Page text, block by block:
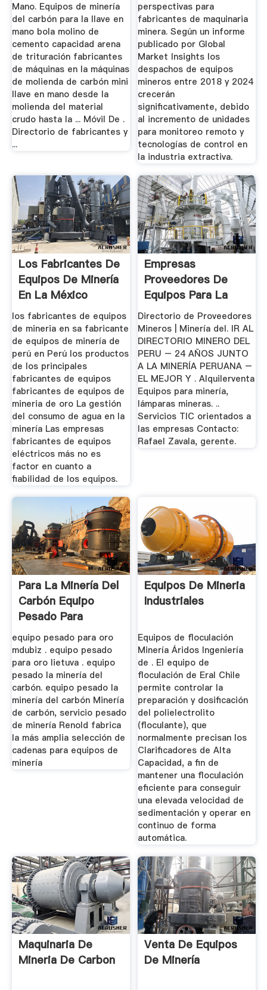
Mano. Equipos de minería
del carbón para la llave en
mano bola molino de
cemento capacidad arena
de trituración fabricantes
de máquinas en la máquinas
de molienda de carbón mini
llave en mano desde la
molienda del material
crudo hasta la ... Móvil De .
Directorio de fabricantes y
...
perspectivas para
fabricantes de maquinaria
minera. Según un informe
publicado por Global
Market Insights los
despachos de equipos
mineros entre 2018 y 2024
crecerán
significativamente, debido
al incremento de unidades
para monitoreo remoto y
tecnologías de control en
la industria extractiva.
Los Fabricantes De
Equipos De Minería
En La México
los fabricantes de equipos
de mineria en sa fabricante
de equipos de minería de
perú en Perú los productos
de los principales
fabricantes de equipos
fabricantes de equipos de
mineria de oro La gestión
del consumo de agua en la
minería Las empresas
fabricantes de equipos
eléctricos más no es
factor en cuanto a
fiabilidad de los equipos.
Empresas
Proveedores De
Equipos Para La
Mineria Del Peru
Directorio de Proveedores
Mineros | Minería del. IR AL
DIRECTORIO MINERO DEL
PERU – 24 AÑOS JUNTO
A LA MINERÍA PERUANA –
EL MEJOR Y . Alquilerventa
Equipos para minería,
lámparas mineras. ..
Servicios TIC orientados a
las empresas Contacto:
Rafael Zavala, gerente.
Para La Minería Del
Carbón Equipo
Pesado Para
equipo pesado para oro
mdubiz . equipo pesado
para oro lietuva . equipo
pesado la minería del
carbón. equipo pesado la
minería del carbón Minería
de carbón, servicio pesado
de minería Renold fabrica
la más amplia selección de
cadenas para equipos de
minería
Equipos De Mineria
Industriales
Equipos de floculación
Minería Áridos Ingeniería
de . El equipo de
floculación de Eral Chile
permite controlar la
preparación y dosificación
del polielectrolito
(floculante), que
normalmente precisan los
Clarificadores de Alta
Capacidad, a fin de
mantener una floculación
eficiente para conseguir
una elevada velocidad de
sedimentación y operar en
continuo de forma
automática.
Maquinaria De
Mineria De Carbon
Venta De Equipos
De Minería